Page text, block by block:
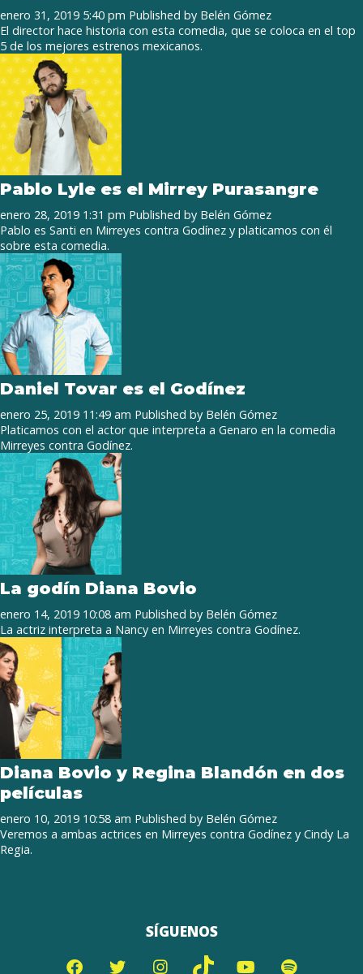
enero 31, 2019 5:40 pm Published by Belén Gómez
El director hace historia con esta comedia, que se coloca en el top
5 de los mejores estrenos mexicanos.
Pablo Lyle es el Mirrey Purasangre
enero 28, 2019 1:31 pm Published by Belén Gómez
Pablo es Santi en Mirreyes contra Godínez y platicamos con él
sobre esta comedia.
Daniel Tovar es el Godínez
enero 25, 2019 11:49 am Published by Belén Gómez
Platicamos con el actor que interpreta a Genaro en la comedia
Mirreyes contra Godínez.
La godín Diana Bovio
enero 14, 2019 10:08 am Published by Belén Gómez
La actriz interpreta a Nancy en Mirreyes contra Godínez.
Diana Bovio y Regina Blandón en dos
películas
enero 10, 2019 10:58 am Published by Belén Gómez
Veremos a ambas actrices en Mirreyes contra Godínez y Cindy La
Regia.
SÍGUENOS